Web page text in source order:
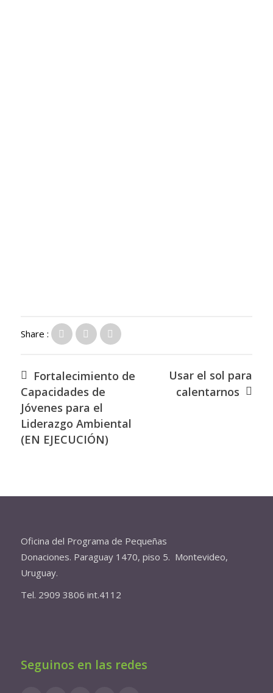
Share :
Fortalecimiento de
Capacidades de
Jóvenes para el
Liderazgo Ambiental
(EN EJECUCIÓN)
Usar el sol para
calentarnos
Oficina del Programa de Pequeñas
Donaciones. Paraguay 1470, piso 5. Montevideo,
Uruguay.
Tel. 2909 3806 int.4112
Seguinos en las redes